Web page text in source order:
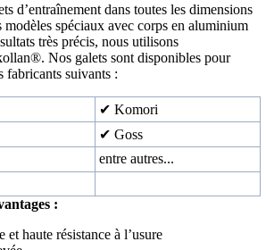
d’entraînement dans toutes les dimensions
modèles spéciaux avec corps en aluminium
très précis, nous utilisons
Nos galets sont disponibles pour
fabricants suivants :
✔ Komori
✔ Goss
entre autres...
:
et haute résistance à l’usure